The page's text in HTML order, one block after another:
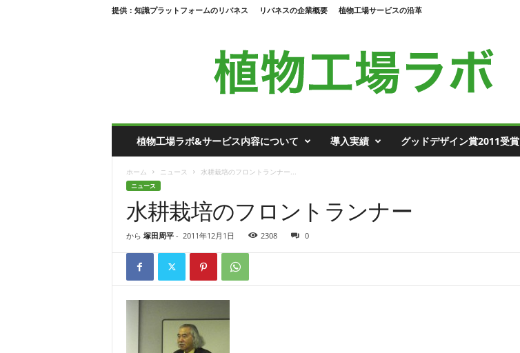
提供：知識プラットフォームのリバネス リバネスの企業概要 植物工場サービスの沿革
工
植物工場ラボ&サービス内容について 導入実績 グッドデザイン賞2011受賞
ホーム ニュース 水耕栽培のフロントランナー...
ニュース
水耕栽培のフロントランナー
から 塚田周平- 2011年12月1日 2308 0